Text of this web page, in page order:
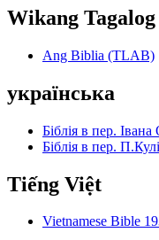
Wikang Tagalog
Ang Biblia (TLAB)
українська
Біблія в пер.
Біблія в пер.
Tiếng Việt
Vietnamese Bible